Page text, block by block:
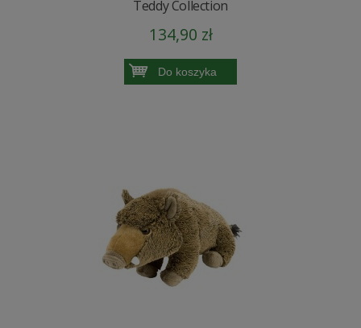
Teddy Collection
134,90 zł
Do koszyka